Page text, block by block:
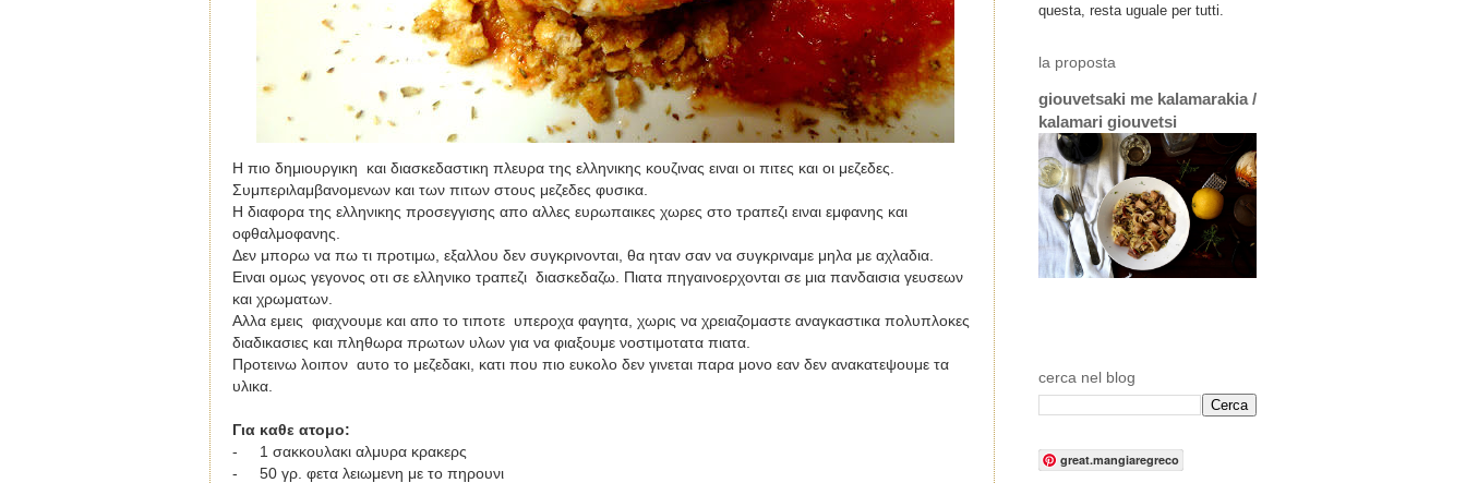
Η πιο δημιουργικη
και διασκεδαστικη πλευρα της ελληνικης κουζινας ειναι οι πιτες και οι μεζεδες.
Συμπεριλαμβανομενων και των πιτων στους μεζεδες φυσικα.
Η διαφορα της ελληνικης προσεγγισης απο αλλες ευρωπαικες χωρες στο τραπεζι ειναι εμφανης και
οφθαλμοφανης.
Δεν μπορω να πω τι προτιμω, εξαλλου δεν συγκρινονται, θα ηταν σαν να συγκριναμε μηλα με αχλαδια.
Ειναι ομως γεγονος οτι σε ελληνικο τραπεζι διασκεδαζω. Πιατα πηγαινοερχονται σε μια πανδαισια γευσεων
και χρωματων.
Αλλα εμεις φιαχνουμε και απο το τιποτε υπεροχα φαγητα, χωρις να χρειαζομαστε αναγκαστικα πολυπλοκες
διαδικασιες και πληθωρα πρωτων υλων για να φιαξουμε νοστιμοτατα πιατα.
Προτεινω λοιπον αυτο το μεζεδακι, κατι που πιο ευκολο δεν γινεται παρα μονο εαν δεν ανακατεψουμε τα
υλικα.
Για καθε ατομο:
-
1 σακκουλακι αλμυρα κρακερς
-
50 γρ. φετα λειωμενη με το πηρουνι
questa, resta uguale per tutti.
la proposta
giouvetsaki me kalamarakia /
kalamari giouvetsi
cerca nel blog
great.mangiaregreco